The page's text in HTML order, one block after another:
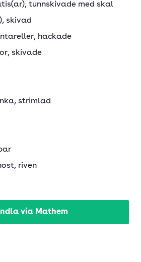
, tunnskivade med skal
, skivad
, hackade
, skivade
, strimlad
, riven
via Mathem